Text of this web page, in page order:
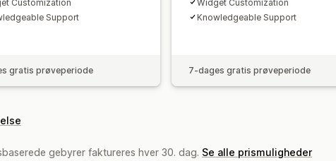
Customization
Support
gratis prøveperiode
Widget Customization
Knowledgeable Support
7-dages gratis prøveperiode
gebyrer faktureres hver 30. dag. Se alle prismuligheder